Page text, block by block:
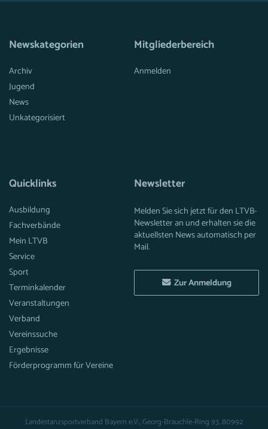
Newskategorien
Archiv
Jugend
News
Unkategorisiert
Mitgliederbereich
Anmelden
Quicklinks
Ausbildung
Fachverbände
Mein LTVB
Service
Sport
Terminkalender
Veranstaltungen
Verband
Vereinssuche
Ergebnisse
Förderprogramm für Vereine
Newsletter
Melden Sie sich jetzt für den LTVB-
Newsletter an und erhalten sie die
aktuellsten News automatisch per
Mail.
Zur Anmeldung
Landestanzsportverband Bayern e.V., Georg-Brauchle-Ring 93, 80992